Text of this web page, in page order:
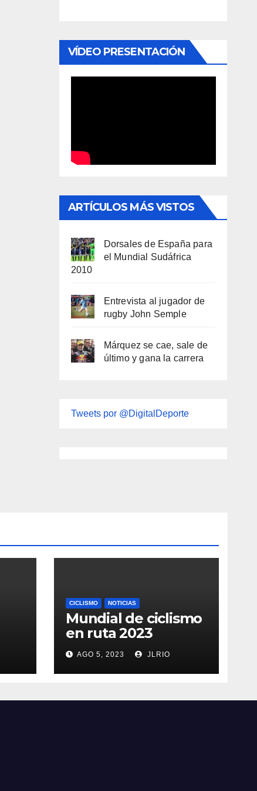
VÍDEO PRESENTACIÓN
ARTÍCULOS MÁS VISTOS
Dorsales de España para
el Mundial Sudáfrica
2010
Entrevista al jugador de
rugby John Semple
Márquez se cae, sale de
último y gana la carrera
Tweets por @DigitalDeporte
CICLISMO NOTICIAS
Mundial de ciclismo
en ruta 2023
AGO 5, 2023 JLRIO